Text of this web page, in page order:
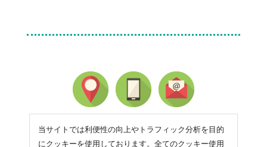
当サイトでは利便性の向上やトラフィック分析を目的
にクッキーを使用しております。全てのクッキー使用